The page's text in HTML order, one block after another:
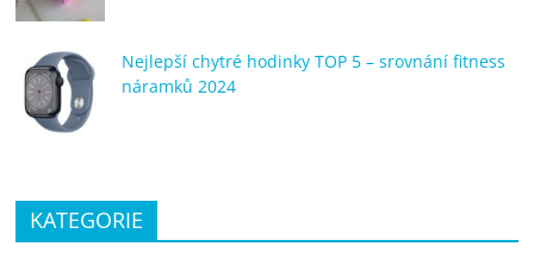
Nejlepší chytré hodinky TOP 5 – srovnání fitness
náramků 2024
KATEGORIE